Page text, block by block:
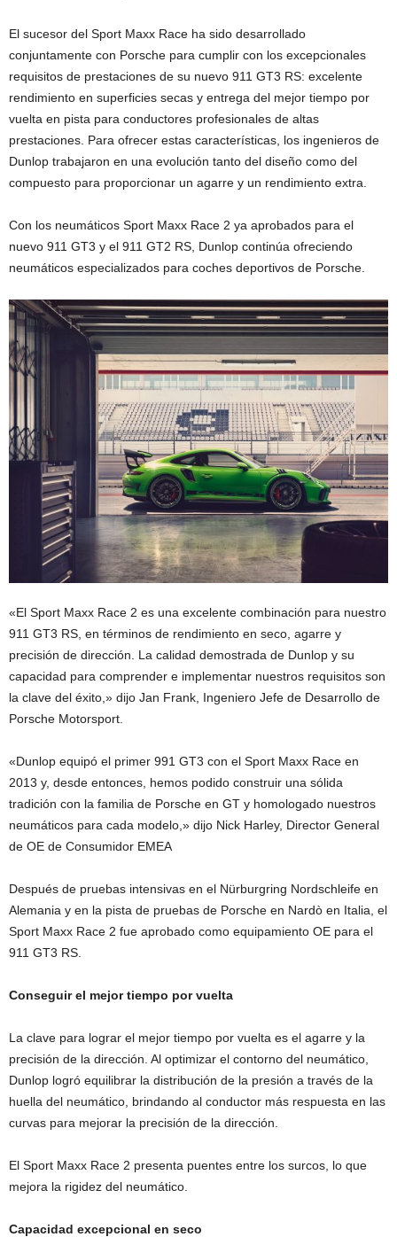
El sucesor del Sport Maxx Race ha sido desarrollado
conjuntamente con Porsche para cumplir con los excepcionales
requisitos de prestaciones de su nuevo 911 GT3 RS: excelente
rendimiento en superficies secas y entrega del mejor tiempo por
vuelta en pista para conductores profesionales de altas
prestaciones. Para ofrecer estas características, los ingenieros de
Dunlop trabajaron en una evolución tanto del diseño como del
compuesto para proporcionar un agarre y un rendimiento extra.
Con los neumáticos Sport Maxx Race 2 ya aprobados para el
nuevo 911 GT3 y el 911 GT2 RS, Dunlop continúa ofreciendo
neumáticos especializados para coches deportivos de Porsche.
«El Sport Maxx Race 2 es una excelente combinación para nuestro
911 GT3 RS, en términos de rendimiento en seco, agarre y
precisión de dirección. La calidad demostrada de Dunlop y su
capacidad para comprender e implementar nuestros requisitos son
la clave del éxito,» dijo Jan Frank, Ingeniero Jefe de Desarrollo de
Porsche Motorsport.
«Dunlop equipó el primer 991 GT3 con el Sport Maxx Race en
2013 y, desde entonces, hemos podido construir una sólida
tradición con la familia de Porsche en GT y homologado nuestros
neumáticos para cada modelo,» dijo Nick Harley, Director General
de OE de Consumidor EMEA
Después de pruebas intensivas en el Nürburgring Nordschleife en
Alemania y en la pista de pruebas de Porsche en Nardò en Italia, el
Sport Maxx Race 2 fue aprobado como equipamiento OE para el
911 GT3 RS.
Conseguir el mejor tiempo por vuelta
La clave para lograr el mejor tiempo por vuelta es el agarre y la
precisión de la dirección. Al optimizar el contorno del neumático,
Dunlop logró equilibrar la distribución de la presión a través de la
huella del neumático, brindando al conductor más respuesta en las
curvas para mejorar la precisión de la dirección.
El Sport Maxx Race 2 presenta puentes entre los surcos, lo que
mejora la rigidez del neumático.
Capacidad excepcional en seco